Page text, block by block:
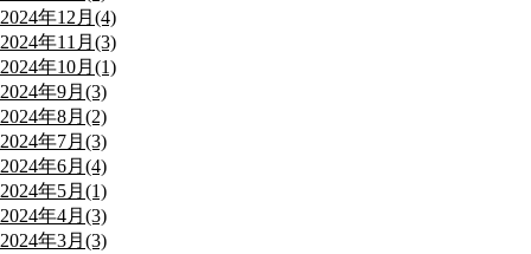
2024年12月(4)
2024年11月(3)
2024年10月(1)
2024年9月(3)
2024年8月(2)
2024年7月(3)
2024年6月(4)
2024年5月(1)
2024年4月(3)
2024年3月(3)